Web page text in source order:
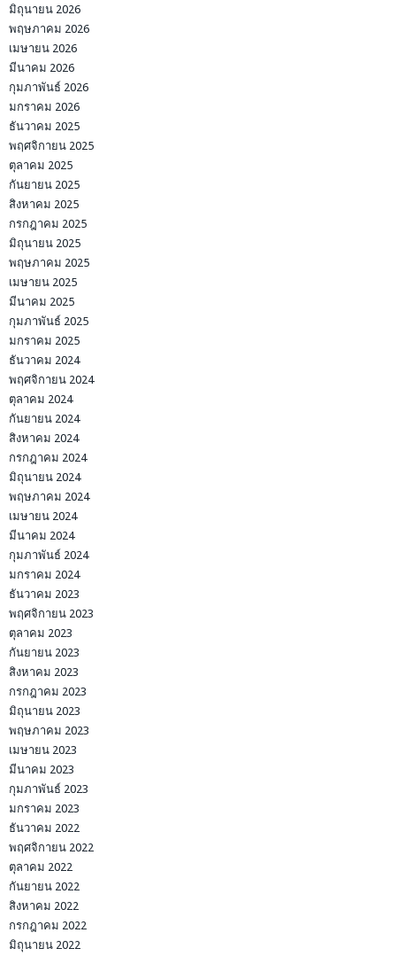
มิถุนายน 2026
พฤษภาคม 2026
เมษายน 2026
มีนาคม 2026
กุมภาพันธ์ 2026
มกราคม 2026
ธันวาคม 2025
พฤศจิกายน 2025
ตุลาคม 2025
กันยายน 2025
สิงหาคม 2025
กรกฎาคม 2025
มิถุนายน 2025
พฤษภาคม 2025
เมษายน 2025
มีนาคม 2025
กุมภาพันธ์ 2025
มกราคม 2025
ธันวาคม 2024
พฤศจิกายน 2024
ตุลาคม 2024
กันยายน 2024
สิงหาคม 2024
กรกฎาคม 2024
มิถุนายน 2024
พฤษภาคม 2024
เมษายน 2024
มีนาคม 2024
กุมภาพันธ์ 2024
มกราคม 2024
ธันวาคม 2023
พฤศจิกายน 2023
ตุลาคม 2023
กันยายน 2023
สิงหาคม 2023
กรกฎาคม 2023
มิถุนายน 2023
พฤษภาคม 2023
เมษายน 2023
มีนาคม 2023
กุมภาพันธ์ 2023
มกราคม 2023
ธันวาคม 2022
พฤศจิกายน 2022
ตุลาคม 2022
กันยายน 2022
สิงหาคม 2022
กรกฎาคม 2022
มิถุนายน 2022